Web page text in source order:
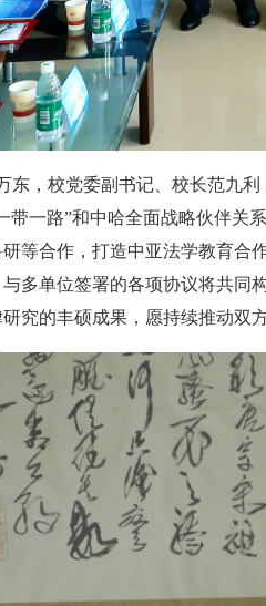
东，校党委副书记、校长范九
带一路”和中哈全面战略伙伴关
等合作，打造中亚法学教育
多单位签署的各项协议将共同
究的丰硕成果，愿持续推动双